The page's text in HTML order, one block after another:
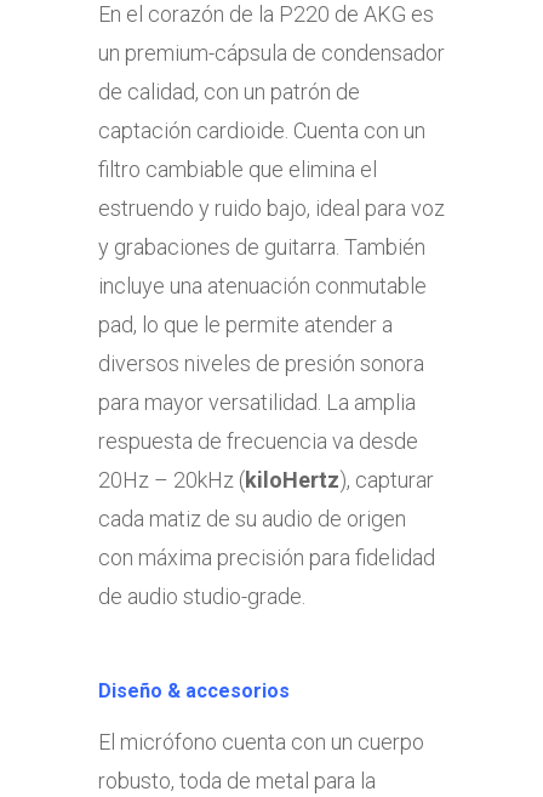
En el corazón de la P220 de AKG es
un premium-cápsula de condensador
de calidad, con un patrón de
captación cardioide. Cuenta con un
filtro cambiable que elimina el
estruendo y ruido bajo, ideal para voz
y grabaciones de guitarra. También
incluye una atenuación conmutable
pad, lo que le permite atender a
diversos niveles de presión sonora
para mayor versatilidad. La amplia
respuesta de frecuencia va desde
20Hz – 20kHz (kiloHertz), capturar
cada matiz de su audio de origen
con máxima precisión para fidelidad
de audio studio-grade.
Diseño & accesorios
El micrófono cuenta con un cuerpo
robusto, toda de metal para la